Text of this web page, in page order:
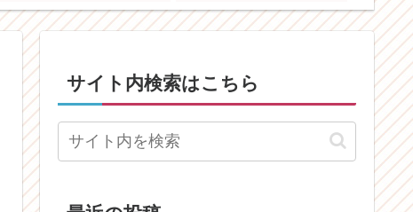
サイト内検索はこちら